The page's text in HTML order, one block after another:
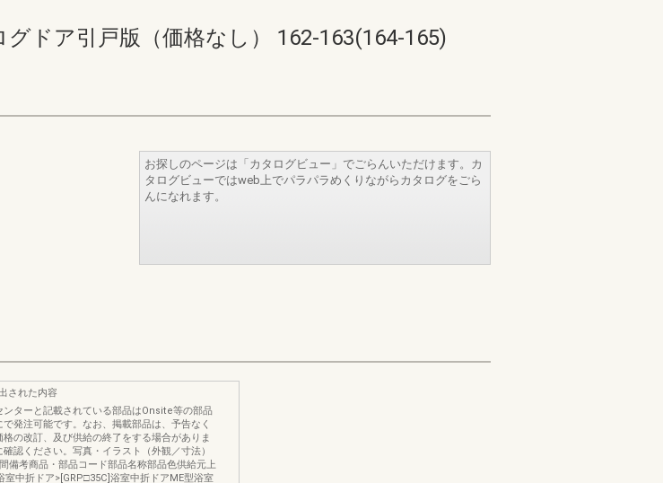
ドア引戸版（価格なし） 162-163(164-165)
お探しのページは「カタログビュー」でごらんいただけます。カ
タログビューではweb上でパラパラめくりながらカタログをごら
んになれます。
された内容
ンターと記載されている部品はOnsite等の部品
発注可能です。なお、掲載部品は、予告なく
の改訂、及び供給の終了をする場合がありま
認ください。写真・イラスト（外観／寸法）
備考商品・部品コード部品名称部品色供給元上
室中折ドア>[GRP□35C]浴室中折ドアME型浴室